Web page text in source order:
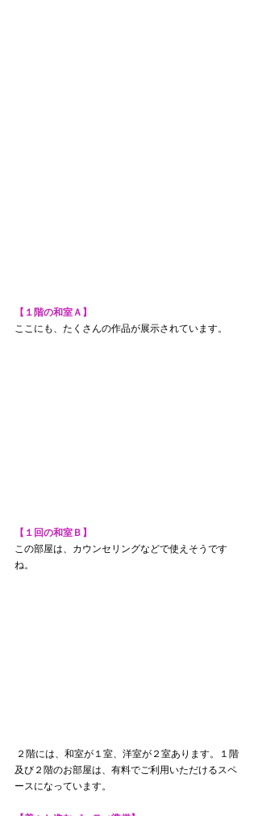
【１階の和室Ａ】
ここにも、たくさんの作品が展示されています。
【１回の和室Ｂ】
この部屋は、カウンセリングなどで使えそうです
ね。
２階には、和室が１室、洋室が２室あります。１階
及び２階のお部屋は、有料でご利用いただけるスペ
ースになっています。